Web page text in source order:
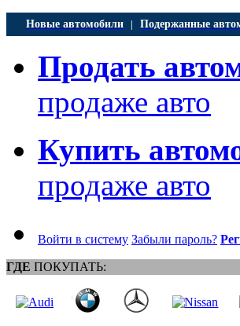
Новые автомобили Подержанные
Продать
продаже авто
Купить
продаже авто
Войти в систему Забыли пароль?
ГДЕ ПОКУПАТЬ: